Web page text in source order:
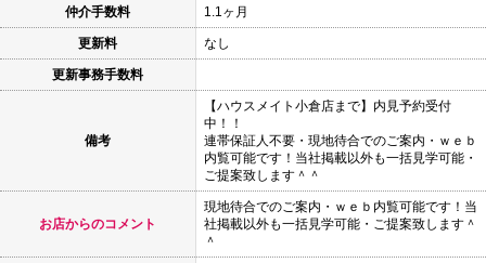
仲介手数料 1.1ヶ月
更新料 なし
更新事務手数料
備考
【ハウスメイト小倉店まで】内見予約受付
中！！
連帯保証人不要・現地待合でのご案内・ｗｅｂ
内覧可能です！当社掲載以外も一括見学可能・
ご提案致します＾＾
お店からのコメント
現地待合でのご案内・ｗｅｂ内覧可能です！当
社掲載以外も一括見学可能・ご提案致します＾
＾